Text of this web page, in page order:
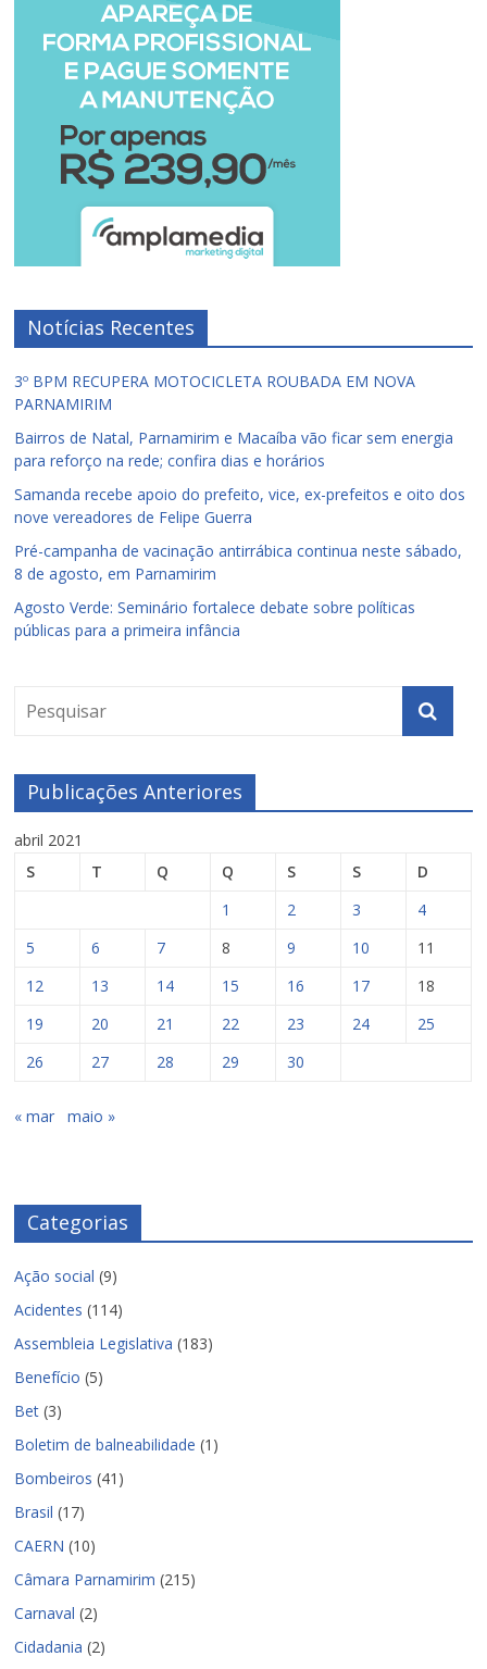
Notícias Recentes
3º BPM RECUPERA MOTOCICLETA ROUBADA EM NOVA
PARNAMIRIM
Bairros de Natal, Parnamirim e Macaíba vão ficar sem energia
para reforço na rede; confira dias e horários
Samanda recebe apoio do prefeito, vice, ex-prefeitos e oito dos
nove vereadores de Felipe Guerra
Pré-campanha de vacinação antirrábica continua neste sábado,
8 de agosto, em Parnamirim
Agosto Verde: Seminário fortalece debate sobre políticas
públicas para a primeira infância
Publicações Anteriores
abril 2021
S
T Q Q S S
D
1
2 3
4
5
6 7 8 9 10
11
12
13 14 15 16 17
18
19
20 21 22 23 24
25
26
27 28 29 30
« mar maio »
Categorias
Ação social (9)
Acidentes (114)
Assembleia Legislativa (183)
Benefício (5)
Bet (3)
Boletim de balneabilidade (1)
Bombeiros (41)
Brasil (17)
CAERN (10)
Câmara Parnamirim (215)
Carnaval (2)
Cidadania (2)